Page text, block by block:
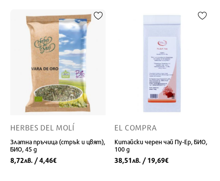
HERBES DEL MOLÍ
Златна пръчица (стрък и цвят),
БИО, 45 g
8,72лв. / 4,46€
EL COMPRA
Китайски черен чай Пу-Ер, БИО,
100 g
38,51лв. / 19,69€